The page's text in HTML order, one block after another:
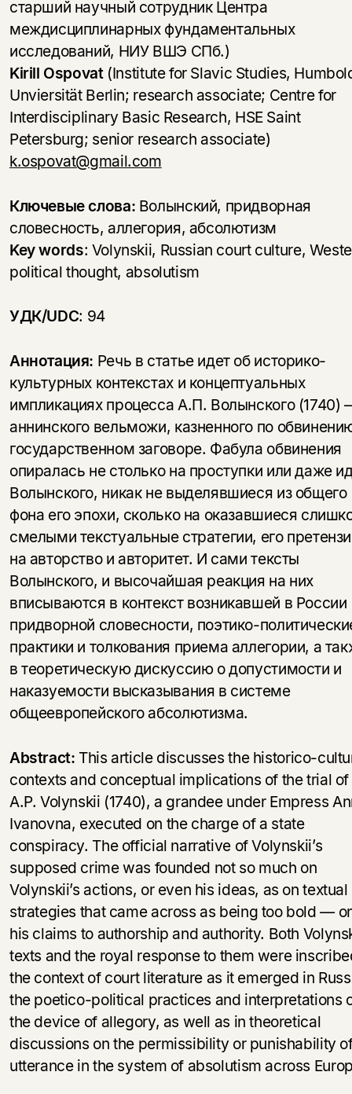
старший научный сотрудник Центра
междисциплинарных фундаментальных
исследований, НИУ ВШЭ СПб.)
Kirill Ospovat(Institute for Slavic Studies,
Unviersität Berlin; research associate; Centre for
Interdisciplinary Basic Research, HSE Saint
Petersburg; senior research associate)
k.ospovat@gmail.com
Ключевые слова: Волынский, придворная
словесность, аллегория, абсолютизм
Key words: Volynskii, Russian court culture,
political thought, absolutism
УДК/UDC: 94
Аннотация: Речь в статье идет об историко-
культурных контекстах и концептуальных
импликациях процесса А.П. Волынского (1740)
аннинского вельможи, казненного по
государственном заговоре. Фабула обвинения
опиралась не столько на проступки или даже
Волынского, никак не выделявшиеся из общего
фона его эпохи, сколько на оказавшиеся
смелыми текстуальные стратегии, его
на авторство и авторитет. И сами тексты
Волынского, и высочайшая реакция на них
вписываются в контекст возникавшей в России
придворной словесности, поэтико-
практики и толкования приема аллегории, а
в теоретическую дискуссию о допустимости и
наказуемости высказывания в системе
общеевропейского абсолютизма.
Abstract: This article discusses the historico-
contexts and conceptual implications of the trial of
A.P. Volynskii (1740), a grandee under Empress
Ivanovna, executed on the charge of a state
conspiracy. The official narrative of Volynskii’s
supposed crime was founded not so much on
Volynskii’s actions, or even his ideas, as on textual
strategies that came across as being too bold —
his claims to authorship and authority. Both
texts and the royal response to them were
the context of court literature as it emerged in
the poetico-political practices and interpretations
the device of allegory, as well as in theoretical
discussions on the permissibility or punishability
utterance in the system of absolutism across